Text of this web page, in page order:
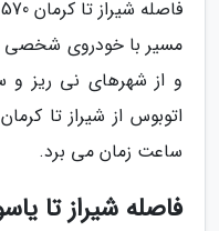
و از شهرهای نی ریز و
ساعت زمان می برد.
فاصله شیراز تا